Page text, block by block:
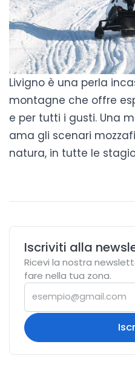
Livigno è una perla
montagne che offre
e per tutti i gusti. Una
ama gli scenari
natura, in tutte le
Iscriviti alla
Ricevi la nostra
fare nella tua zona.